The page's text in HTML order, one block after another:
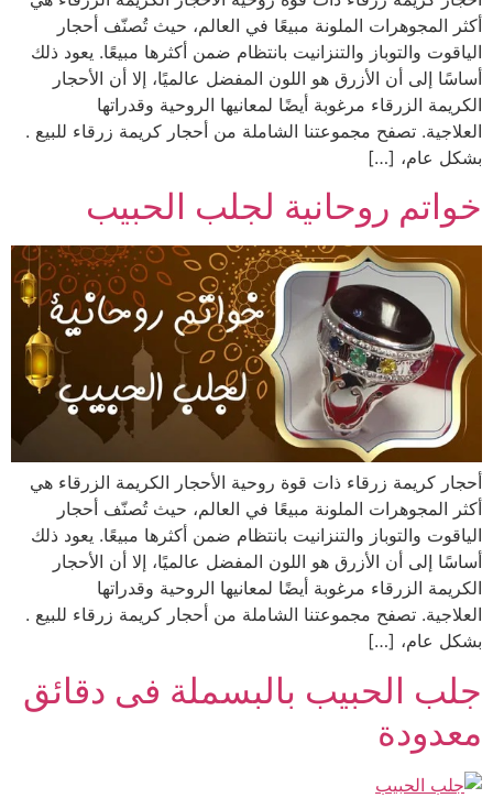
أكثر المجوهرات الملونة مبيعًا في العالم، حيث تُصنّف أحجار
الياقوت والتوباز والتنزانيت بانتظام ضمن أكثرها مبيعًا. يعود ذلك
أساسًا إلى أن الأزرق هو اللون المفضل عالميًا، إلا أن الأحجار
الكريمة الزرقاء مرغوبة أيضًا لمعانيها الروحية وقدراتها
العلاجية. تصفح مجموعتنا الشاملة من أحجار كريمة زرقاء للبيع .
بشكل عام، […]
خواتم روحانية لجلب الحبيب
أحجار كريمة زرقاء ذات قوة روحية الأحجار الكريمة الزرقاء هي
أكثر المجوهرات الملونة مبيعًا في العالم، حيث تُصنّف أحجار
الياقوت والتوباز والتنزانيت بانتظام ضمن أكثرها مبيعًا. يعود ذلك
أساسًا إلى أن الأزرق هو اللون المفضل عالميًا، إلا أن الأحجار
الكريمة الزرقاء مرغوبة أيضًا لمعانيها الروحية وقدراتها
العلاجية. تصفح مجموعتنا الشاملة من أحجار كريمة زرقاء للبيع .
بشكل عام، […]
جلب الحبيب بالبسملة فى دقائق
معدودة